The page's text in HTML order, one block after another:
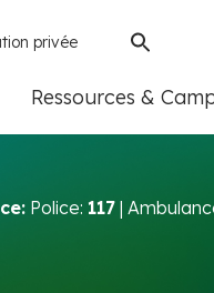
privée
Ressources &
Police: 117 |